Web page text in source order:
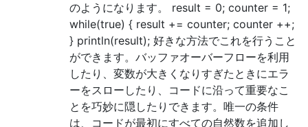
のようになります。 result = 0; counter = 1;
while(true) { result += counter; counter ++;
} println(result); 好きな方法でこれを行うこと
ができます。バッファオーバーフローを利用
したり、変数が大きくなりすぎたときにエラ
ーをスローしたり、コードに沿って重要なこ
とを巧妙に隠したりできます。唯一の条件
は、コードが最初にすべての自然数を追加し